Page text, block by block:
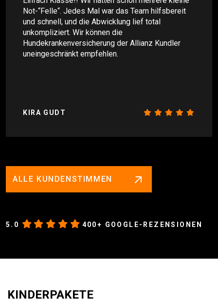
Not-“Felle“. Jedes Mal war das Team hilfsbereit
und schnell, und die Abwicklung lief total
unkompliziert. Wir können die
Hundekrankenversicherung der Allianz Kundler
uneingeschränkt empfehlen.
KIRA GUDT
ALLE KUNDENSTIMMEN
5.0 400+ GOOGLE-REZENSIONEN
KINDERPAKETE